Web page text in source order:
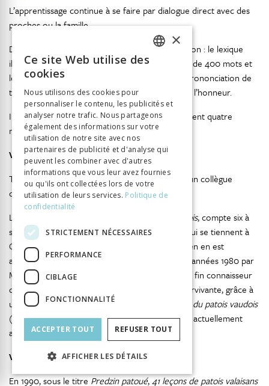
L’apprentissage continue à se faire par dialogue direct avec des
proches ou la famille.
Des ouvrages didactiques ont été mis à disposition : le lexique
illustré en couleur, didactiqueCâise-tè, Batoille !
de 400 mots et
le CD « À l’écoute du patois vaudois » pour la prononciation de
tout son vocabulaire remettent le patois parlé à l’honneur.
Il y a aussi notre journalLo Conteu, dont paraissent quatre
numéros chaque année.
Vaud – Marie-Louise Goumaz :
Tout cela se passe sans problème : nous avons un collègue
compétent !
Le Groupement du
Dictionnaire du patois vaudois, compte six à
sept membres présents aux séances de travail qui se tiennent à
Chexbres le mardi tous les quinze jours. Le doyen en est
aujourd’hui Michel Freymond. Entraîné dans les années 1980 par
M. Frédéric Duboux, initiateur du dictionnaire et fin connaisseur
du patois, ce groupe de travail, dont je suis la survivante, grâce à
un renfort bienvenu, a complété le
Dictionnaire du patois vaudois
(Duboux 2006) pour sa deuxième édition et est actuellement
attelé à la troisième édition.
Valais – Gisèle Pannatier :
En 1990, sous le titrePredzin patoué,41 leçons de patois valaisans
ITALIAN
×
Ce site Web utilise des
cookies
Nous utilisons des cookies pour
personnaliser le contenu, les publicités et
analyser notre trafic. Nous partageons
également des informations sur votre
utilisation de notre site avec nos
partenaires de publicité et d'analyse qui
peuvent les combiner avec d'autres
informations que vous leur avez fournies
ou qu'ils ont collectées lors de votre
utilisation de leurs services. Politique de
confidentialité
STRICTEMENT NÉCESSAIRES
PERFORMANCE
CIBLAGE
FONCTIONNALITÉ
ACCEPTER TOUT REFUSER TOUT
AFFICHER LES DÉTAILS